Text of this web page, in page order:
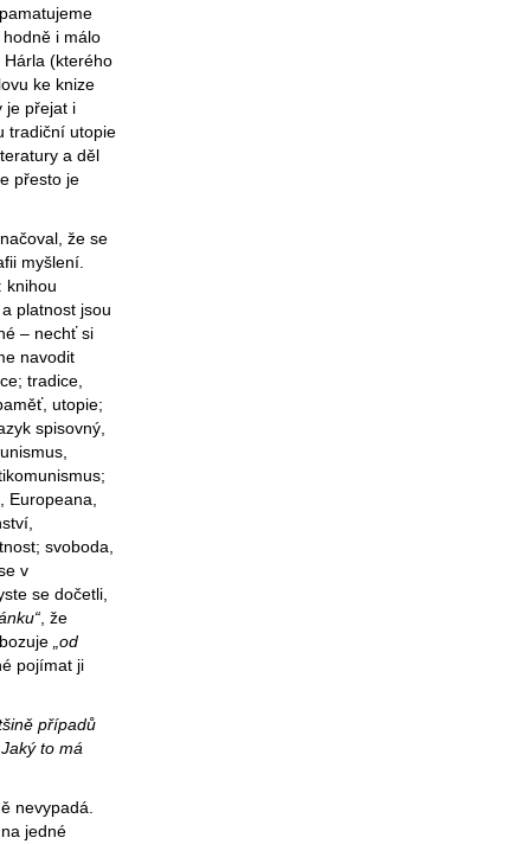
i málo
(kterého
ke knize
je přejat i
tradiční utopie
a děl
přesto je
že se
myšlení.
knihou
platnost jsou
– nechť si
navodit
tradice,
utopie;
spisovný,
svoboda,
v
se dočetli,
, že
„od
pojímat ji
případů
to má
nevypadá.
jedné